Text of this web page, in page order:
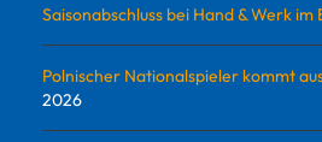
Saisonabschluss bei Hand & Werk im
Polnischer Nationalspieler kommt
2026